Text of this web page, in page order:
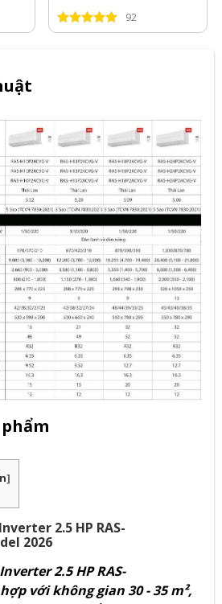
92
]
2.5 HP RAS-
2026
2.5 HP RAS-
với không gian 30 - 35 m²,